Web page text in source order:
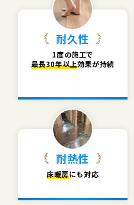
耐久性
1度の施工で
最長30年以上効果が持続
耐熱性
床暖房にも対応